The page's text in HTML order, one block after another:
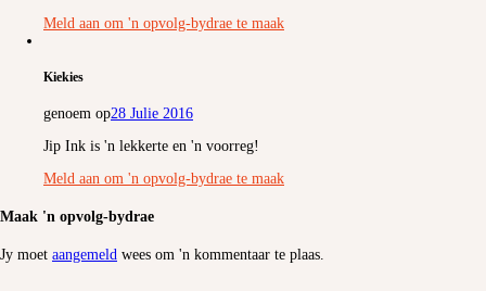
Meld aan om 'n opvolg-bydrae te maak
Kiekies
genoem op28 Julie 2016
Jip Ink is 'n lekkerte en 'n voorreg!
Meld aan om 'n opvolg-bydrae te maak
Maak 'n opvolg-bydrae
Jy moet aangemeld wees om 'n kommentaar te plaas.